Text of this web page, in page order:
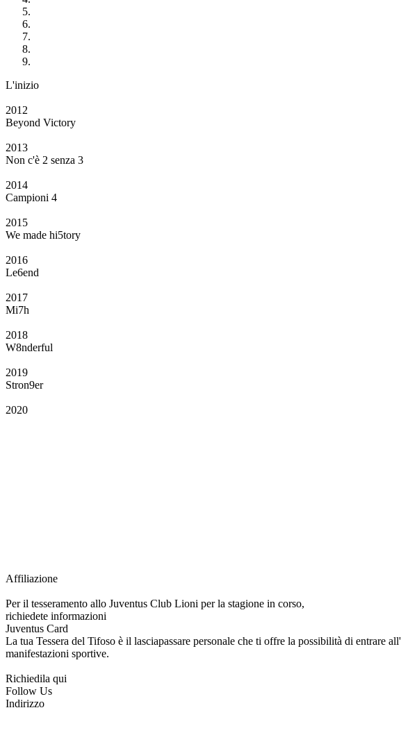
L'inizio
2012
Beyond Victory
2013
Non c'è 2 senza 3
2014
Campioni 4
2015
We made hi5tory
2016
Le6end
2017
Mi7h
2018
W8nderful
2019
Stron9er
2020
Affiliazione
Per il tesseramento allo Juventus Club Lioni per la stagione in corso,
richiedete informazioni
Juventus Card
La tua Tessera del Tifoso è il lasciapassare personale che ti offre la possibilità di
manifestazioni sportive.
Richiedila qui
Follow Us
Indirizzo